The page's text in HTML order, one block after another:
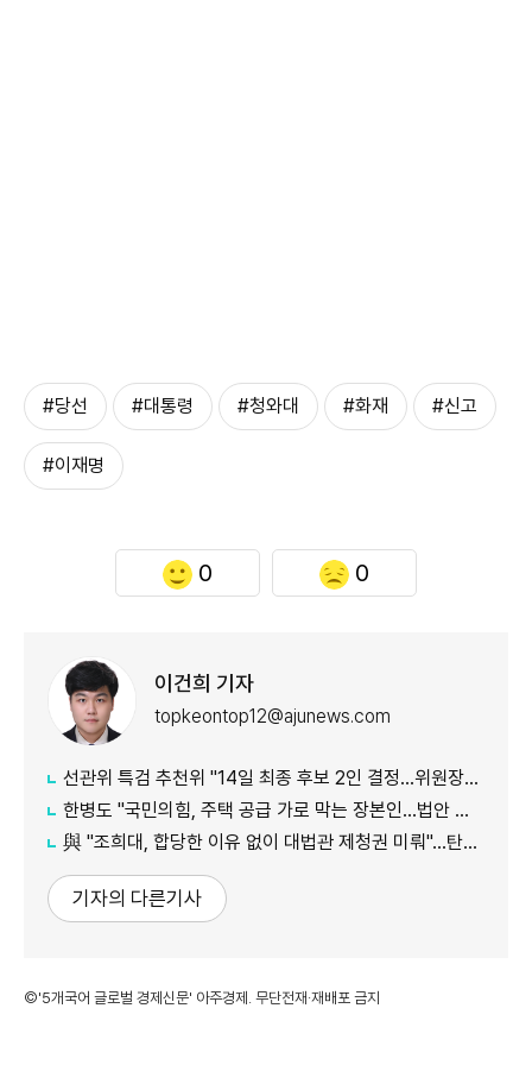
#당선 #대통령 #청와대 #화재 #신고
#이재명
0 0
이건희 기자
topkeontop12@ajunews.com
선관위 특검 추천위 "14일 최종 후보 2인 결정…위원장에 김용관"
한병도 "국민의힘, 주택 공급 가로 막는 장본인…법안 처리 협조하라"
與 "조희대, 합당한 이유 없이 대법관 제청권 미뤄"…탄핵은 '신중'
기자의 다른기사
©'5개국어 글로벌 경제신문' 아주경제. 무단전재·재배포 금지